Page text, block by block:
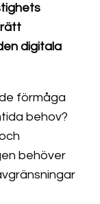
rätt
digitala
förmåga
behov?
behöver